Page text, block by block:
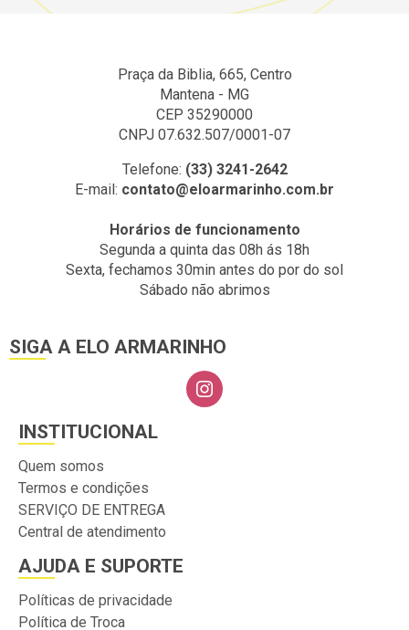
Praça da Biblia, 665, Centro
Mantena - MG
CEP 35290000
CNPJ 07.632.507/0001-07
Telefone: (33) 3241-2642
E-mail: contato@eloarmarinho.com.br
Horários de funcionamento
Segunda a quinta das 08h ás 18h
Sexta, fechamos 30min antes do por do sol
Sábado não abrimos
SIGA A ELO ARMARINHO
INSTITUCIONAL
Quem somos
Termos e condições
SERVIÇO DE ENTREGA
Central de atendimento
AJUDA E SUPORTE
Políticas de privacidade
Política de Troca